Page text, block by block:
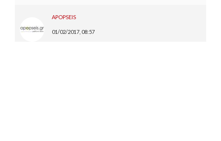
APOPSEIS
01/02/2017, 08:57